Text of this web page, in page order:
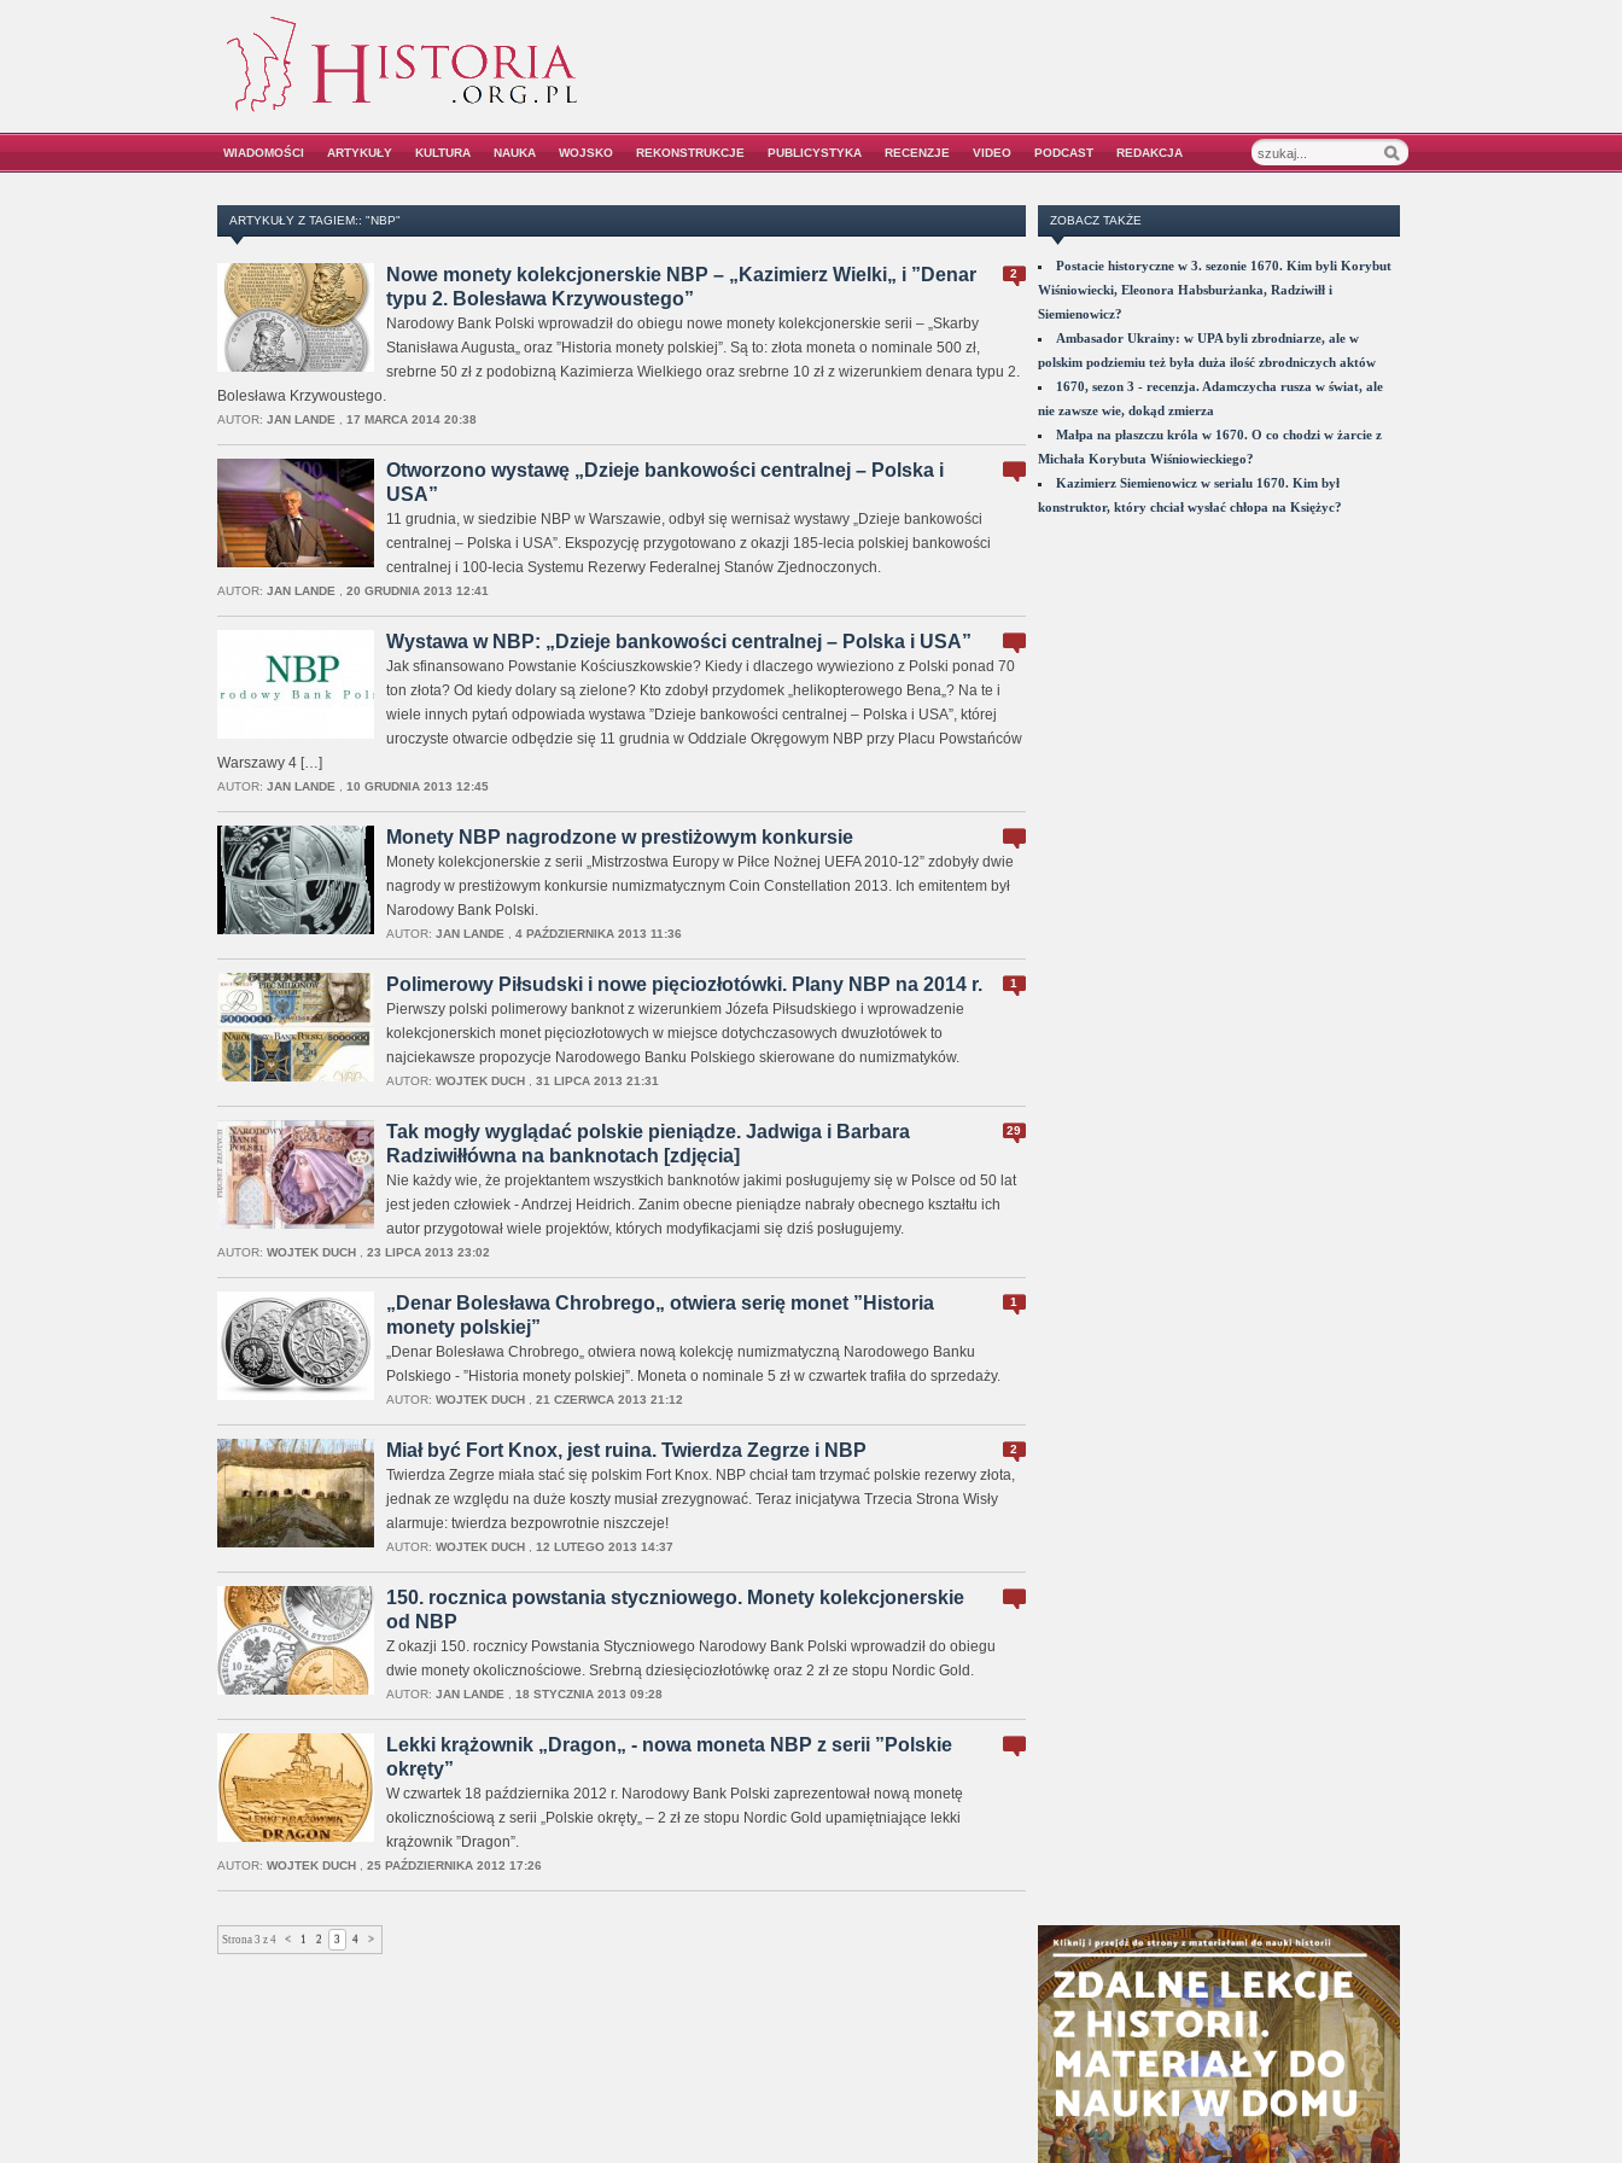
WIADOMOŚCI ARTYKUŁY KULTURA NAUKA WOJSKO REKONSTRUKCJE PUBLICYSTYKA RECENZJE VIDEO PODCAST REDAKCJA
ARTYKUŁY Z TAGIEM:: "NBP"
2
Nowe monety kolekcjonerskie NBP – „Kazimierz Wielki„ i ”Denar
typu 2. Bolesława Krzywoustego”
Narodowy Bank Polski wprowadził do obiegu nowe monety kolekcjonerskie serii – „Skarby
Stanisława Augusta„ oraz ”Historia monety pol­skiej”. Są to: złota moneta o nominale 500 zł,
srebrne 50 zł z podobizną Kazi­mierza Wielkiego oraz srebrne 10 zł z wizerunkiem denara typu 2.
Bolesława Krzywoustego.
AUTOR: JAN LANDE 17 MARCA 2014 20:38
Otworzono wystawę „Dzieje bankowości centralnej – Polska i
USA”
11 grudnia, w siedzibie NBP w Warszawie, odbył się wernisaż wystawy „Dzieje bankowości
centralnej – Polska i USA”. Ekspozycję przygotowano z okazji 185-lecia polskiej bankowości
centralnej i 100-lecia Systemu Rezerwy Federalnej Stanów Zjednoczonych.
AUTOR: JAN LANDE 20 GRUDNIA 2013 12:41
Wystawa w NBP: „Dzieje bankowości centralnej – Polska i USA”
Jak sfinansowano Powstanie Kościuszkowskie? Kiedy i dlaczego wywieziono z Polski ponad 70
ton złota? Od kiedy dolary są zielone? Kto zdobył przydomek „helikopterowego Bena„? Na te i
wiele innych pytań odpowiada wystawa ”Dzieje bankowości centralnej – Polska i USA”, której
uroczyste otwarcie odbędzie się 11 grudnia w Oddziale Okręgowym NBP przy Placu Powstańców
Warszawy 4 […]
AUTOR: JAN LANDE 10 GRUDNIA 2013 12:45
Monety NBP nagrodzone w prestiżowym konkursie
Monety kolekcjonerskie z serii „Mistrzostwa Europy w Piłce Nożnej UEFA 2010-12” zdobyły dwie
nagrody w prestiżowym konkursie numizmatycznym Coin Constellation 2013. Ich emitentem był
Narodowy Bank Polski.
AUTOR: JAN LANDE 4 PAŹDZIERNIKA 2013 11:36
1
Polimerowy Piłsudski i nowe pięciozłotówki. Plany NBP na 2014 r.
Pierwszy polski polimerowy banknot z wizerunkiem Józefa Piłsudskiego i wprowadzenie
kolekcjonerskich monet pięciozłotowych w miejsce dotychczasowych dwuzłotówek to
najciekawsze propozycje Narodowego Banku Polskiego skierowane do numizmatyków.
AUTOR: WOJTEK DUCH, 31 LIPCA 2013 21:31
29
Tak mogły wyglądać polskie pieniądze. Jadwiga i Barbara
Radziwiłłówna na banknotach [zdjęcia]
Nie każdy wie, że projektantem wszystkich banknotów jakimi posługujemy się w Polsce od 50 lat
jest jeden człowiek - Andrzej Heidrich. Zanim obecne pieniądze nabrały obecnego kształtu ich
autor przygotował wiele projektów, których modyfikacjami się dziś posługujemy.
AUTOR: WOJTEK DUCH, 23 LIPCA 2013 23:02
1
„Denar Bolesława Chrobrego„ otwiera serię monet ”Historia
monety polskiej”
„Denar Bolesława Chrobrego„ otwiera nową kolekcję numizmatyczną Narodowego Banku
Polskiego - ”Historia monety polskiej”. Moneta o nominale 5 zł w czwartek trafiła do sprzedaży.
AUTOR: WOJTEK DUCH, 21 CZERWCA 2013 21:12
2
Miał być Fort Knox, jest ruina. Twierdza Zegrze i NBP
Twierdza Zegrze miała stać się polskim Fort Knox. NBP chciał tam trzymać polskie rezerwy złota,
jednak ze względu na duże koszty musiał zrezygnować. Teraz inicjatywa Trzecia Strona Wisły
alarmuje: twierdza bezpowrotnie niszczeje!
AUTOR: WOJTEK DUCH, 12 LUTEGO 2013 14:37
150. rocznica powstania styczniowego. Monety kolekcjonerskie
od NBP
Z okazji 150. rocznicy Powstania Styczniowego Narodowy Bank Polski wprowadził do obiegu
dwie monety okolicznościowe. Srebrną dziesięciozłotówkę oraz 2 zł ze stopu Nordic Gold.
AUTOR: JAN LANDE 18 STYCZNIA 2013 09:28
Lekki krążownik „Dragon„ - nowa moneta NBP z serii ”Polskie
okręty”
W czwartek 18 października 2012 r. Narodowy Bank Polski zaprezentował nową monetę
okolicznościową z serii „Polskie okręty„ – 2 zł ze stopu Nordic Gold upamiętniające lekki
krążownik ”Dragon”.
AUTOR: WOJTEK DUCH, 25 PAŹDZIERNIKA 2012 17:26
Strona 3 z 4 < 1 2 3 4 >
ZOBACZ TAKŻE
Postacie historyczne w 3. sezonie 1670. Kim byli Korybut
Wiśniowiecki, Eleonora Habsburżanka, Radziwiłł i
Siemienowicz?
Ambasador Ukrainy: w UPA byli zbrodniarze, ale w
polskim podziemiu też była duża ilość zbrodniczych aktów
1670, sezon 3 - recenzja. Adamczycha rusza w świat, ale
nie zawsze wie, dokąd zmierza
Małpa na płaszczu króla w 1670. O co chodzi w żarcie z
Michała Korybuta Wiśniowieckiego?
Kazimierz Siemienowicz w serialu 1670. Kim był
konstruktor, który chciał wysłać chłopa na Księżyc?